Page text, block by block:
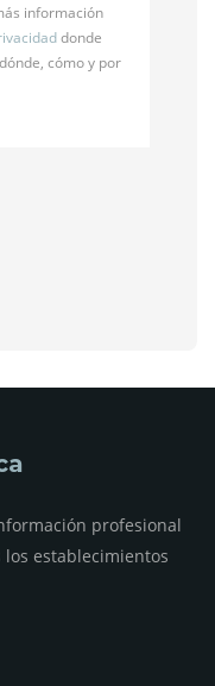
información
donde
cómo y por
profesional
establecimientos